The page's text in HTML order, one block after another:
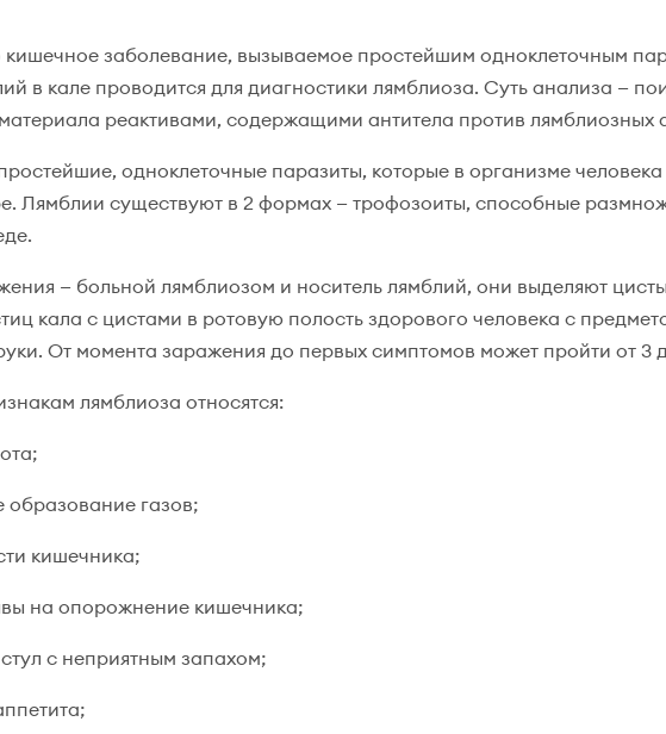
кишечное заболевание, вызываемое простейшим одноклеточным
в кале проводится для диагностики лямблиоза. Суть анализа —
реактивами, содержащими антитела против лямблиозных
одноклеточные паразиты, которые в организме
Лямблии существуют в 2 формах — трофозоиты, способные
— больной лямблиозом и носитель лямблий, они выделяют
кала с цистами в ротовую полость здорового человека с
От момента заражения до первых симптомов может пройти от 3
лямблиоза относятся:
газов;
кишечника;
на опорожнение кишечника;
с неприятным запахом;